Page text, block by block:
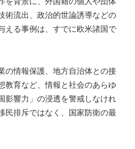
術流出、政治的世論誘導などの
える事例は、すでに欧米諸国で
の情報保護、地方自治体との接
教育など、情報と社会のあらゆ
影響力」の浸透を警戒しなけれ
民排斥ではなく、国家防衛の最